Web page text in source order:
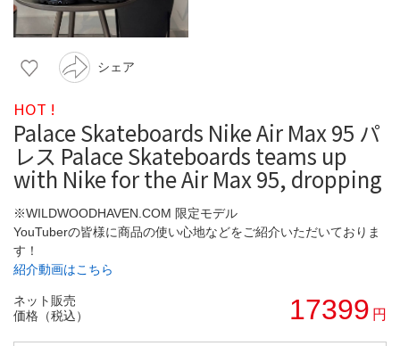
シェア
HOT !
Palace Skateboards Nike Air Max 95 パ
レス Palace Skateboards teams up
with Nike for the Air Max 95, dropping
※WILDWOODHAVEN.COM 限定モデル
YouTuberの皆様に商品の使い心地などをご紹介いただいておりま
す！
紹介動画はこちら
ネット販売
価格（税込）
17399 円